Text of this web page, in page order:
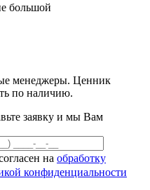
большой
менеджеры. Ценник
по наличию.
заявку и мы Вам
на обработку
конфиденциальности